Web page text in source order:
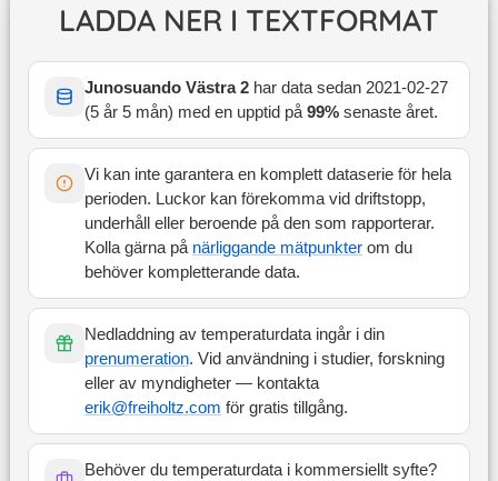
LADDA NER I TEXTFORMAT
Junosuando Västra 2har data sedan 2021-02-27
(5 år 5 mån) med en upptid på99% senaste året.
Vi kan inte garantera en komplett dataserie för hela
perioden. Luckor kan förekomma vid driftstopp,
underhåll eller beroende på den som rapporterar.
Kolla gärna på närliggande mätpunkterom du
behöver kompletterande data.
Nedladdning av temperaturdata ingår i din
prenumeration. Vid användning i studier, forskning
eller av myndigheter — kontakta
erik@freiholtz.com för gratis tillgång.
Behöver du temperaturdata i kommersiellt syfte?